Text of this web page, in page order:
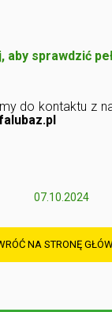
aby sprawdzić
do kontaktu z
07.10.2024
NA STRONĘ